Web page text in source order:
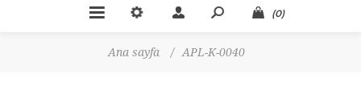
(0)
Ana sayfa / APL-K-0040